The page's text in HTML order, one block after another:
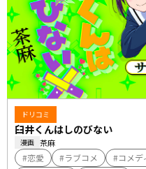
ドリコミ
臼井くんはしのびない
漫画 茶麻
恋愛 ラブコメ コメデ